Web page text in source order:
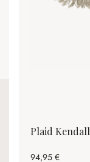
Plaid Kendall
94,95 €